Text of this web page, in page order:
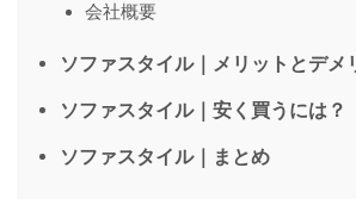
会社概要
ソファスタイル｜メリットとデメ
ソファスタイル｜安く買うには？
ソファスタイル｜まとめ